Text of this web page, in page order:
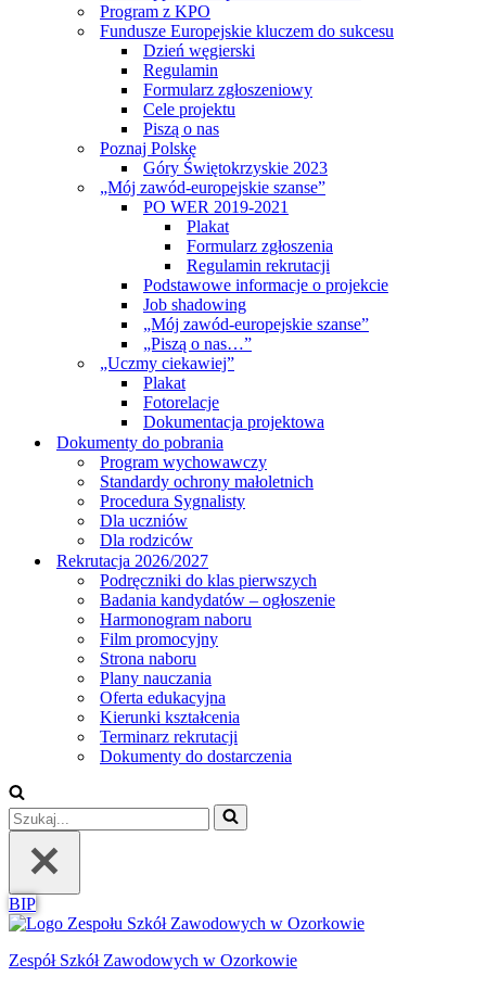
Program z KPO
Fundusze Europejskie kluczem do sukcesu
Dzień węgierski
Regulamin
Formularz zgłoszeniowy
Cele projektu
Piszą o nas
Poznaj Polskę
Góry Świętokrzyskie 2023
„Mój zawód-europejskie szanse”
PO WER 2019-2021
Plakat
Formularz zgłoszenia
Regulamin rekrutacji
Podstawowe informacje o projekcie
Job shadowing
„Mój zawód-europejskie szanse”
„Piszą o nas…”
„Uczmy ciekawiej”
Plakat
Fotorelacje
Dokumentacja projektowa
Dokumenty do pobrania
Program wychowawczy
Standardy ochrony małoletnich
Procedura Sygnalisty
Dla uczniów
Dla rodziców
Rekrutacja 2026/2027
Podręczniki do klas pierwszych
Badania kandydatów – ogłoszenie
Harmonogram naboru
Film promocyjny
Strona naboru
Plany nauczania
Oferta edukacyjna
Kierunki kształcenia
Terminarz rekrutacji
Dokumenty do dostarczenia
Szukaj...
BIP
Zespół Szkół Zawodowych w Ozorkowie